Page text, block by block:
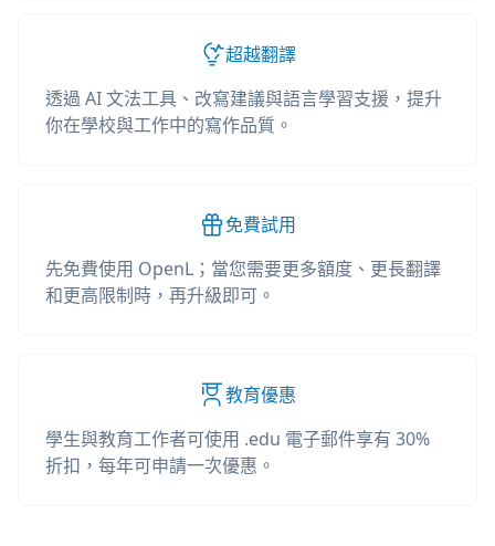
超越翻譯
透過 AI 文法工具、改寫建議與語言學習支援，提升
你在學校與工作中的寫作品質。
免費試用
先免費使用 OpenL；當您需要更多額度、更長翻譯
和更高限制時，再升級即可。
教育優惠
學生與教育工作者可使用 .edu 電子郵件享有 30%
折扣，每年可申請一次優惠。